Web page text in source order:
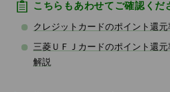
こちらもあわせてご確認くだ
クレジットカードのポイント還
三菱ＵＦＪカードのポイント還
解説